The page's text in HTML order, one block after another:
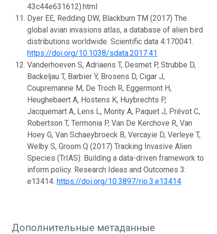
43c44e631612).html
Dyer EE, Redding DW, Blackburn TM (2017) The
global avian invasions atlas, a database of alien bird
distributions worldwide. Scientific data 4:170041.
https://doi.org/10.1038/sdata.2017.41
Vanderhoeven S, Adriaens T, Desmet P, Strubbe D,
Backeljau T, Barbier Y, Brosens D, Cigar J,
Coupremanne M, De Troch R, Eggermont H,
Heughebaert A, Hostens K, Huybrechts P,
Jacquemart A, Lens L, Monty A, Paquet J, Prévot C,
Robertson T, Termonia P, Van De Kerchove R, Van
Hoey G, Van Schaeybroeck B, Vercayie D, Verleye T,
Welby S, Groom Q (2017) Tracking Invasive Alien
Species (TrIAS): Building a data-driven framework to
inform policy. Research Ideas and Outcomes 3:
e13414. https://doi.org/10.3897/rio.3.e13414
Дополнительные метаданные